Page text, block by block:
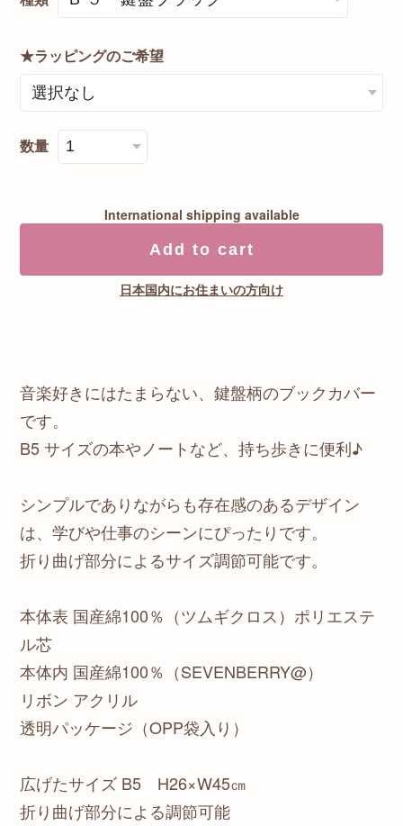
★ラッピングのご希望
数量
International shipping available
Add to cart
日本国内にお住まいの方向け
音楽好きにはたまらない、鍵盤柄のブックカバー
です。
B5 サイズの本やノートなど、持ち歩きに便利♪
シンプルでありながらも存在感のあるデザイン
は、学びや仕事のシーンにぴったりです。
折り曲げ部分によるサイズ調節可能です。
本体表 国産綿100％（ツムギクロス）ポリエステ
ル芯
本体内 国産綿100％（SEVENBERRY@）
リボン アクリル
透明パッケージ（OPP袋入り）
広げたサイズ B5 H26×W45㎝
折り曲げ部分による調節可能